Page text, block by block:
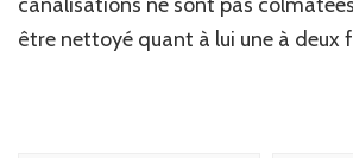
être nettoyé quant à lui une à deux